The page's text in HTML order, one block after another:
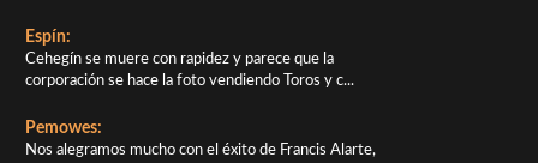
Espín:
Cehegín se muere con rapidez y parece que la
corporación se hace la foto vendiendo Toros y c...
Pemowes:
Nos alegramos mucho con el éxito de Francis Alarte,